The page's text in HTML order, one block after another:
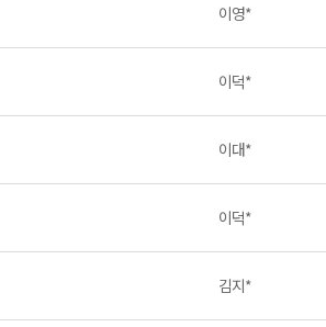
이영*
이덕*
이대*
이덕*
김지*